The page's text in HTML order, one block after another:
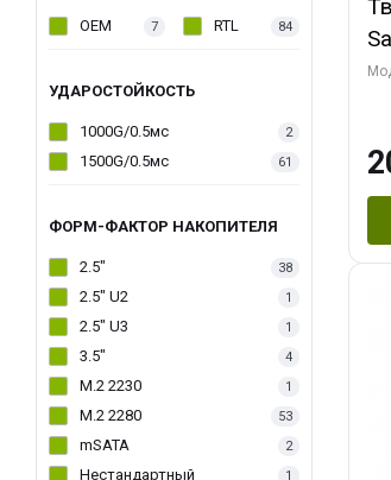
OEM 7 RTL 84
УДАРОСТОЙКОСТЬ
1000G/0.5мс 2
1500G/0.5мс 61
ФОРМ-ФАКТОР НАКОПИТЕЛЯ
2.5" 38
2.5" U2 1
2.5" U3 1
3.5" 4
M.2 2230 1
M.2 2280 53
mSATA 2
Нестандартный 1